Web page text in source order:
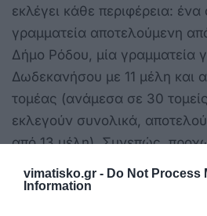
vimatisko.gr - Do Not Process
Information
εκλέγει κάθε περιφέρεια:
γραμματεία αποτελούμενη
Δήμο Ρόδου, μία γραμματεία
Δωδεκανήσου με 11 μέλη και
τομέας (ανάμεσα σε 30
εκλεγούν συνολικά,
από 13 μέλη). Συνεπώς,
είχαμε προσωρινά όργανα